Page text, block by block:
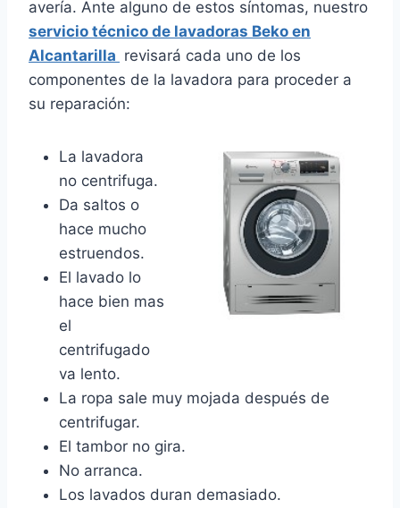
avería. Ante alguno de estos síntomas, nuestro
servicio técnico de lavadoras Beko en
Alcantarilla revisará cada uno de los
componentes de la lavadora para proceder a
su reparación:
La lavadora
no centrifuga.
Da saltos o
hace mucho
estruendos.
El lavado lo
hace bien mas
el
centrifugado
va lento.
La ropa sale muy mojada después de
centrifugar.
El tambor no gira.
No arranca.
Los lavados duran demasiado.